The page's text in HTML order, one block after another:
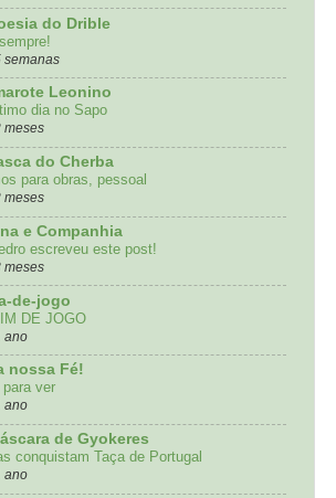
do Drible
semanas
Leonino
dia no Sapo
meses
do Cherba
para obras, pessoal
meses
e Companhia
escreveu este post!
meses
de-jogo
DE JOGO
ano
nossa Fé!
para ver
ano
de Gyokeres
conquistam Taça de Portugal
ano